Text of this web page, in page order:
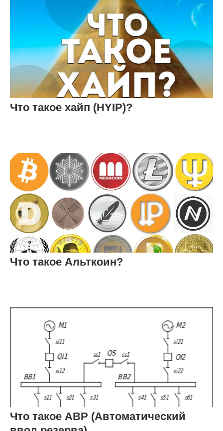
Что такое хайп (HYIP)?
Что такое Альткоин?
Что такое АВР (Автоматический